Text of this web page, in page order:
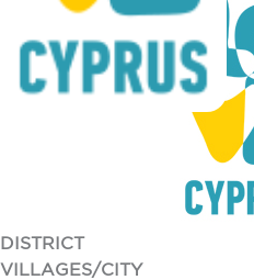
DISTRICT
VILLAGES/CITY